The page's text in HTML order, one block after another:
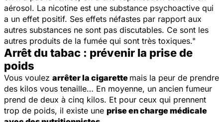
aérosol. La nicotine est une substance psychoactive qui
a un effet positif. Ses effets néfastes par rapport aux
autres substances ne sont pas discutables. Ce sont les
autres produits de la fumée qui sont très toxiques."
Arrêt du tabac : prévenir la prise de
poids
Vous voulez arrêter la cigarette mais la peur de prendre
des kilos vous tenaille… En moyenne, un ancien fumeur
prend de deux à cinq kilos. Et pour ceux qui prennent
trop de poids, il existe une prise en charge médicale